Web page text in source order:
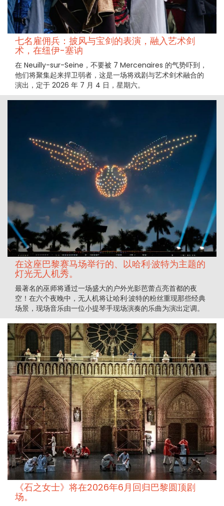
七名雇佣兵：披风与宝剑的表演，融入艺术剑
术，在纽伊-塞讷
在 Neuilly-sur-Seine，不要被 7 Mercenaires 的气势吓到，
他们将聚集起来捍卫弱者，这是一场将戏剧与艺术剑术融合的
演出，定于 2026 年 7 月 4 日，星期六。
在这座巴黎赛马场举行的、以哈利·波特为主题的
灯光无人机秀。
最著名的巫师将通过一场盛大的户外光影芭蕾点亮首都的夜
空！在六个夜晚中，无人机将让哈利·波特的粉丝重现那些经典
场景，现场音乐由一位小提琴手现场演奏的乐曲为演出定调。
《石之女士》将在2026年6月回归巴黎圆顶剧
场。